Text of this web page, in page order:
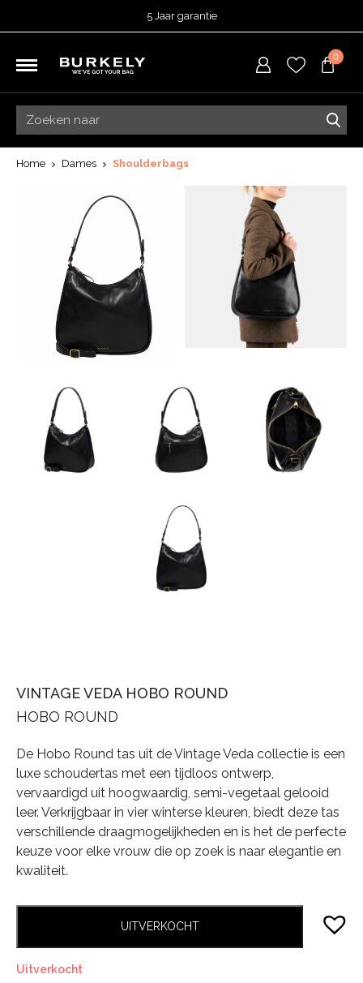
5 Jaar garantie
Besteld voor 15:00 = vandaag verzonden.
0
Home Dames Shoulderbags
VINTAGE VEDA HOBO ROUND
HOBO ROUND
De Hobo Round tas uit de Vintage Veda collectie is een
luxe schoudertas met een tijdloos ontwerp,
vervaardigd uit hoogwaardig, semi-vegetaal gelooid
leer. Verkrijgbaar in vier winterse kleuren, biedt deze tas
verschillende draagmogelijkheden en is het de perfecte
keuze voor elke vrouw die op zoek is naar elegantie en
kwaliteit.
UITVERKOCHT
Uitverkocht